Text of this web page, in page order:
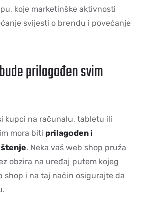
koje marketinške aktivnosti
svijesti o brendu i povećanje
prilagođen svim
kupci na računalu, tabletu ili
mora biti prilagođen i
. Neka vaš web shop pruža
obzira na uređaj putem kojeg
shop i na taj način osigurajte da